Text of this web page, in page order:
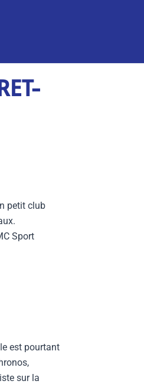
petit club
Sport
est pourtant
sur la